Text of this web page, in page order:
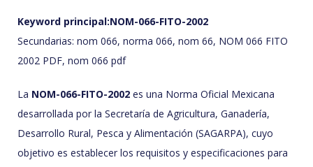
Keyword principal:NOM-066-FITO-2002
Secundarias: nom 066, norma 066, nom 66, NOM 066 FITO
2002 PDF, nom 066 pdf
La NOM-066-FITO-2002 es una Norma Oficial Mexicana
desarrollada por la Secretaría de Agricultura, Ganadería,
Desarrollo Rural, Pesca y Alimentación (SAGARPA), cuyo
objetivo es establecer los requisitos y especificaciones para